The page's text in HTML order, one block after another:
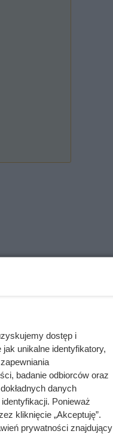
dostęp i
unikalne identyfikatory,
badanie odbiorców oraz
danych
Ponieważ
kliknięcie „Akceptuję”.
prywatności znajdujący